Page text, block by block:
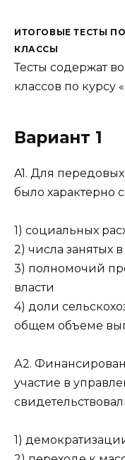
ИТОГОВЫЕ ТЕСТЫ
КЛАССЫ
Тесты содержат
классов по курсу
Вариант 1
A1. Для
было харак­терно
1) социальных
2) числа занятых
3) полномочий
власти
4) доли
общем объеме
А2.
участие в
1)